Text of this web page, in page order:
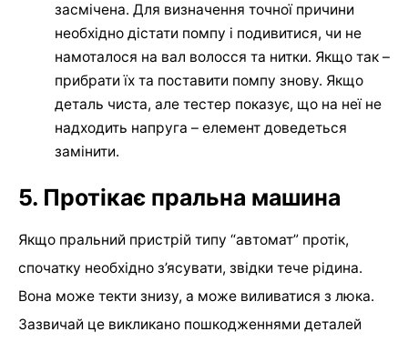
засмічена. Для визначення точної причини
необхідно дістати помпу і подивитися, чи не
намоталося на вал волосся та нитки. Якщо так –
прибрати їх та поставити помпу знову. Якщо
деталь чиста, але тестер показує, що на неї не
надходить напруга – елемент доведеться
замінити.
5. Протікає пральна машина
Якщо пральний пристрій типу “автомат” протік,
спочатку необхідно з’ясувати, звідки тече рідина.
Вона може текти знизу, а може виливатися з люка.
Зазвичай це викликано пошкодженнями деталей